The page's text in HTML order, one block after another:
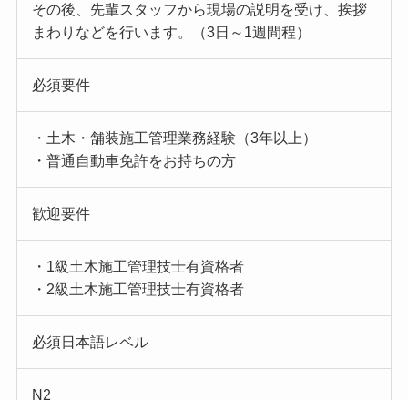
その後、先輩スタッフから現場の説明を受け、挨拶
まわりなどを行います。（3日～1週間程）
必須要件
・土木・舗装施工管理業務経験（3年以上）
・普通自動車免許をお持ちの方
歓迎要件
・1級土木施工管理技士有資格者
・2級土木施工管理技士有資格者
必須日本語レベル
N2